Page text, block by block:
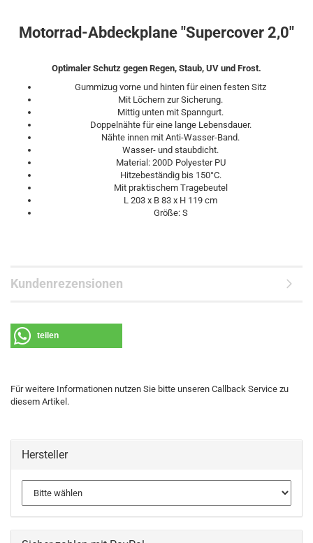
Motorrad-Abdeckplane "Supercover 2,0"
Optimaler Schutz gegen Regen, Staub, UV und Frost.
Gummizug vorne und hinten für einen festen Sitz
Mit Löchern zur Sicherung.
Mittig unten mit Spanngurt.
Doppelnähte für eine lange Lebensdauer.
Nähte innen mit Anti-Wasser-Band.
Wasser- und staubdicht.
Material: 200D Polyester PU
Hitzebeständig bis 150°C.
Mit praktischem Tragebeutel
L 203 x B 83 x H 119 cm
Größe: S
Kundenrezensionen
teilen
Für weitere Informationen nutzen Sie bitte unseren Callback Service zu
diesem Artikel.
Hersteller